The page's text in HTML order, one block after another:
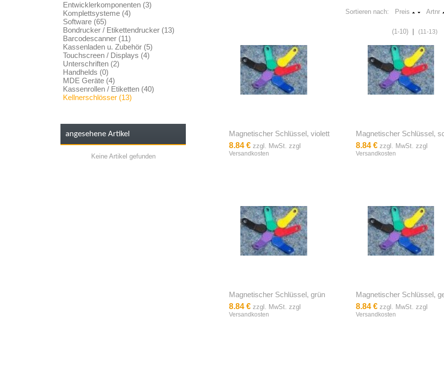
Entwicklerkomponenten (3)
Komplettsysteme (4)
Software (65)
Bondrucker / Etikettendrucker (13)
Barcodescanner (11)
Kassenladen u. Zubehör (5)
Touchscreen / Displays (4)
Unterschriften (2)
Handhelds (0)
MDE Geräte (4)
Kassenrollen / Etiketten (40)
Kellnerschlösser (13)
angesehene Artikel
Keine Artikel gefunden
Sortieren nach: Preis Artnr
(1-10) (11-13)
Magnetischer Schlüssel, violett
8.84 € zzgl. MwSt. zzgl
Versandkosten
Magnetischer Schlüssel,
8.84 € zzgl. MwSt. zzgl
Versandkosten
Magnetischer Schlüssel, grün
8.84 € zzgl. MwSt. zzgl
Versandkosten
Magnetischer Schlüssel,
8.84 € zzgl. MwSt. zzgl
Versandkosten